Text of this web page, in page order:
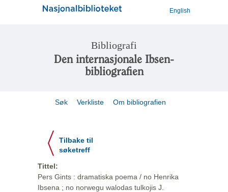
English
Bibliografi
Den internasjonale Ibsen-
bibliografien
Søk Verkliste Om bibliografien
Tilbake til
søketreff
Tittel:
Pers Gints : dramatiska poema / no Henrika
Ibsena ; no norwegu walodas tulkojis J.